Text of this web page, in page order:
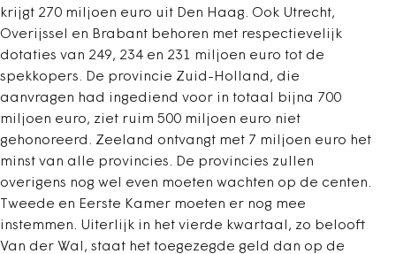
krijgt 270 miljoen euro uit Den Haag. Ook Utrecht,
Overijssel en Brabant behoren met respectievelijk
dotaties van 249, 234 en 231 miljoen euro tot de
spekkopers. De provincie Zuid-Holland, die
aanvragen had ingediend voor in totaal bijna 700
miljoen euro, ziet ruim 500 miljoen euro niet
gehonoreerd. Zeeland ontvangt met 7 miljoen euro het
minst van alle provincies. De provincies zullen
overigens nog wel even moeten wachten op de centen.
Tweede en Eerste Kamer moeten er nog mee
instemmen. Uiterlijk in het vierde kwartaal, zo belooft
Van der Wal, staat het toegezegde geld dan op de